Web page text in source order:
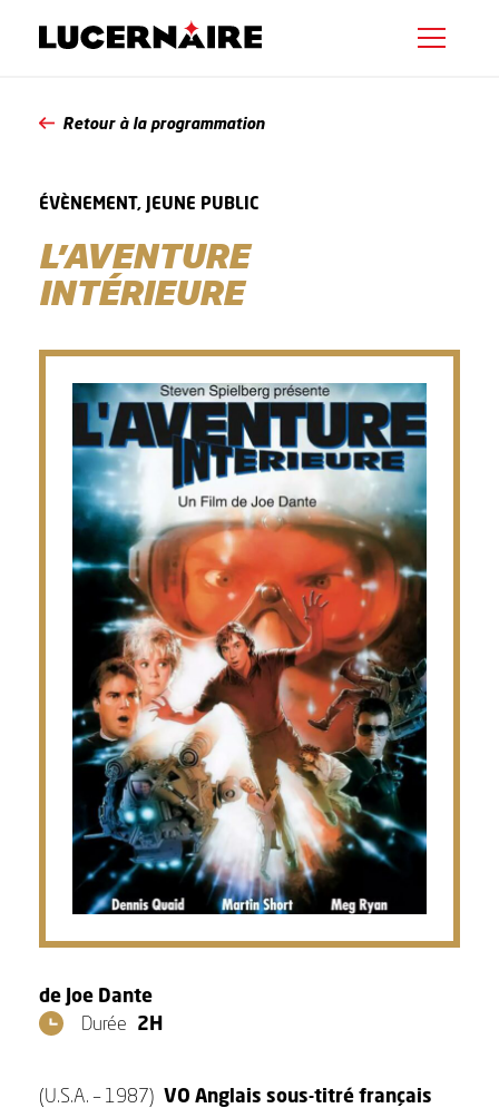
Retour à la programmation
ÉVÈNEMENT, JEUNE PUBLIC
L’AVENTURE
INTÉRIEURE
de Joe Dante
Durée 2H
(U.S.A. – 1987) VO Anglais sous-titré français